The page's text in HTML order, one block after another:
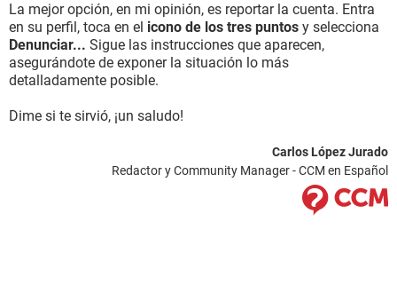
La mejor opción, en mi opinión, es reportar la cuenta. Entra
en su perfil, toca en el icono de los tres puntos y selecciona
Denunciar... Sigue las instrucciones que aparecen,
asegurándote de exponer la situación lo más
detalladamente posible.
Dime si te sirvió, ¡un saludo!
Carlos López Jurado
Redactor y Community Manager - CCM en Español